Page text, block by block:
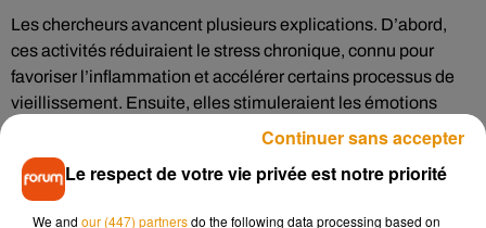
Les chercheurs avancent plusieurs explications. D’abord,
ces activités réduiraient le stress chronique, connu pour
favoriser l’inflammation et accélérer certains processus de
vieillissement. Ensuite, elles stimuleraient les émotions
positives, les fonctions cognitives et les interactions
sociales. Certaines, comme la danse ou les visites
culturelles, impliquent même une forme d’activité physique
légère, ce qui contribue aussi aux bénéfices observés.
Le respect de votre vie privée est notre priorité
We and our (447) partnersdo the following data processing based on
Continuer sans accepter